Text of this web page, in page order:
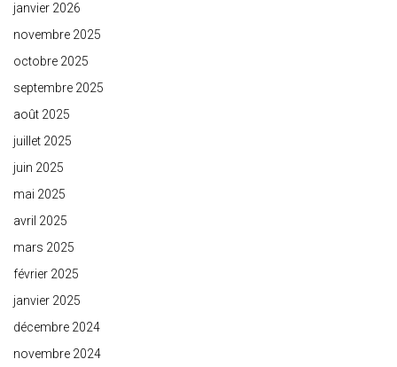
janvier 2026
novembre 2025
octobre 2025
septembre 2025
août 2025
juillet 2025
juin 2025
mai 2025
avril 2025
mars 2025
février 2025
janvier 2025
décembre 2024
novembre 2024